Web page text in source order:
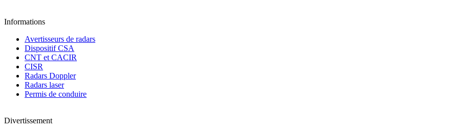
Informations
Avertisseurs de radars
Dispositif CSA
CNT et CACIR
CISR
Radars Doppler
Radars laser
Permis de conduire
Divertissement